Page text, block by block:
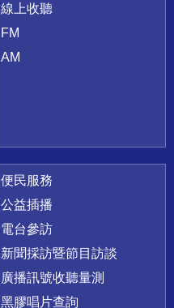
線上收聽
FM
AM
便民服務
公益插播
電台參訪
新聞採訪暨節目訪談
廣播訊號收聽量測
黑膠唱片查詢